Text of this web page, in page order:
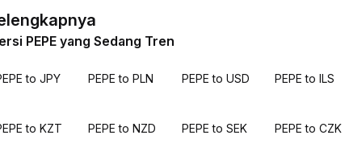
PEPE yang Sedang Tren
to JPY PEPE to PLN PEPE to USD PEPE to ILS
to KZT PEPE to NZD PEPE to SEK PEPE to CZK